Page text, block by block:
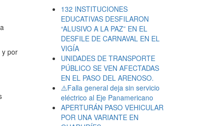
y por
132 INSTITUCIONES
EDUCATIVAS DESFILARON
“ALUSIVO A LA PAZ” EN EL
DESFILE DE CARNAVAL EN EL
VIGÍA
UNIDADES DE TRANSPORTE
PÚBLICO SE VEN AFECTADAS
EN EL PASO DEL ARENOSO.
⚠️Falla general deja sin servicio
eléctrico al Eje Panamericano
APERTURÁN PASO VEHICULAR
POR UNA VARIANTE EN